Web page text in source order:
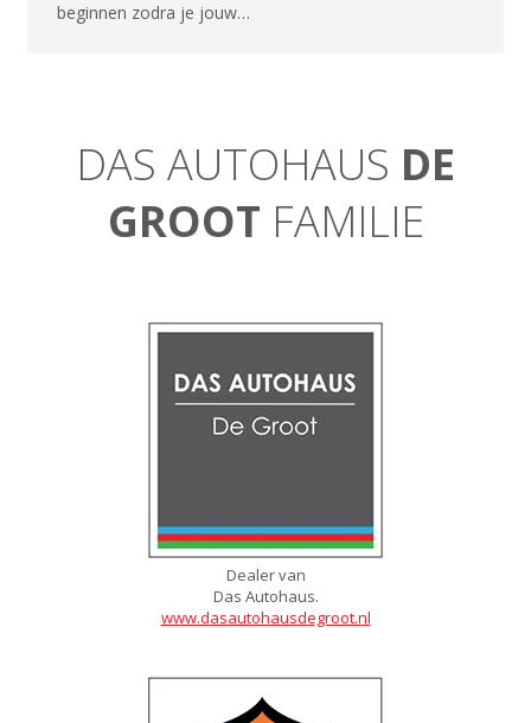
beginnen zodra je jouw…
DAS AUTOHAUS DE
GROOT FAMILIE
Dealer van
Das Autohaus.
www.dasautohausdegroot.nl